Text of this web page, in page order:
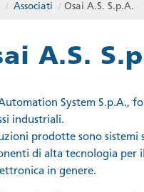
/ Associati / Osai A.S. S.p.A.
A.S.
System S.p.A.,
industriali.
prodotte sono sistemi
di alta tecnologia per
in genere.